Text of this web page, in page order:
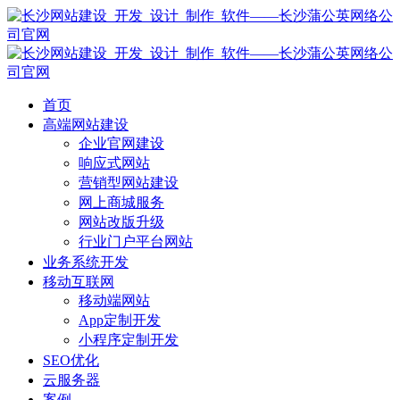
首页
高端网站建设
企业官网建设
响应式网站
营销型网站建设
网上商城服务
网站改版升级
行业门户平台网站
业务系统开发
移动互联网
移动端网站
App定制开发
小程序定制开发
SEO优化
云服务器